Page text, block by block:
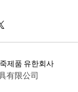
제품 유한회사
有限公司